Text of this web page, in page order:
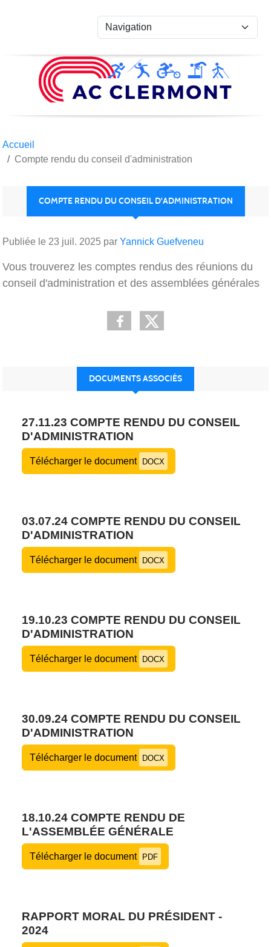
Accueil
Compte rendu du conseil d'administration
COMPTE RENDU DU CONSEIL D'ADMINISTRATION
Publiée le 23 juil. 2025 par Yannick Guefveneu
Vous trouverez les comptes rendus des réunions du
conseil d'administration et des assemblées générales
DOCUMENTS ASSOCIÉS
27.11.23 COMPTE RENDU DU CONSEIL
D'ADMINISTRATION
Télécharger le document DOCX
03.07.24 COMPTE RENDU DU CONSEIL
D'ADMINISTRATION
Télécharger le document DOCX
19.10.23 COMPTE RENDU DU CONSEIL
D'ADMINISTRATION
Télécharger le document DOCX
30.09.24 COMPTE RENDU DU CONSEIL
D'ADMINISTRATION
Télécharger le document DOCX
18.10.24 COMPTE RENDU DE
L'ASSEMBLÉE GÉNÉRALE
Télécharger le document PDF
RAPPORT MORAL DU PRÉSIDENT -
2024